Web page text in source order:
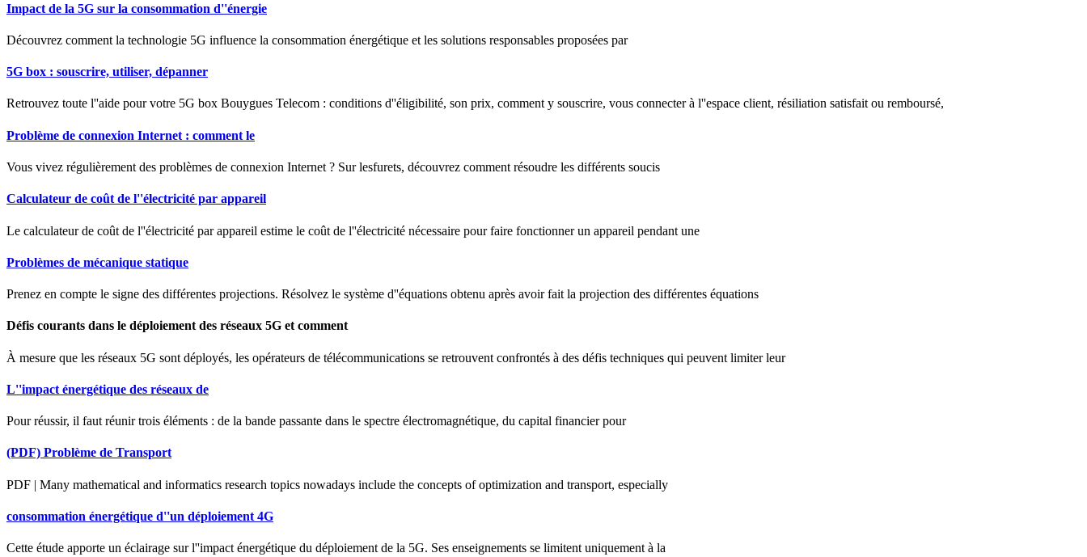
Impact de la 5G sur la consommation d''énergie
Découvrez comment la technologie 5G influence la consommation énergétique et les solutions responsables proposées par
5G box : souscrire, utiliser, dépanner
Retrouvez toute l''aide pour votre 5G box Bouygues Telecom : conditions d''éligibilité, son prix, comment y souscrire, vous connecter à l''espace client, résiliation satisfait ou remboursé,
Problème de connexion Internet : comment le
Vous vivez régulièrement des problèmes de connexion Internet ? Sur lesfurets, découvrez comment résoudre les différents soucis
Calculateur de coût de l''électricité par appareil
Le calculateur de coût de l''électricité par appareil estime le coût de l''électricité nécessaire pour faire fonctionner un appareil pendant une
Problèmes de mécanique statique
Prenez en compte le signe des différentes projections. Résolvez le système d''équations obtenu après avoir fait la projection des différentes équations
Défis courants dans le déploiement des réseaux 5G et comment
À mesure que les réseaux 5G sont déployés, les opérateurs de télécommunications se retrouvent confrontés à des défis techniques qui peuvent limiter leur
L''impact énergétique des réseaux de
Pour réussir, il faut réunir trois éléments : de la bande passante dans le spectre électromagnétique, du capital financier pour
(PDF) Problème de Transport
PDF | Many mathematical and informatics research topics nowadays include the concepts of optimization and transport, especially
consommation énergétique d''un déploiement 4G
Cette étude apporte un éclairage sur l''impact énergétique du déploiement de la 5G. Ses enseignements se limitent uniquement à la